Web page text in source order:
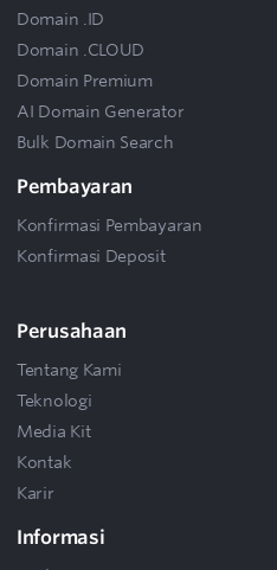
Domain .ID
Domain .CLOUD
Domain Premium
AI Domain Generator
Bulk Domain Search
Pembayaran
Konfirmasi Pembayaran
Konfirmasi Deposit
Perusahaan
Tentang Kami
Teknologi
Media Kit
Kontak
Karir
Informasi